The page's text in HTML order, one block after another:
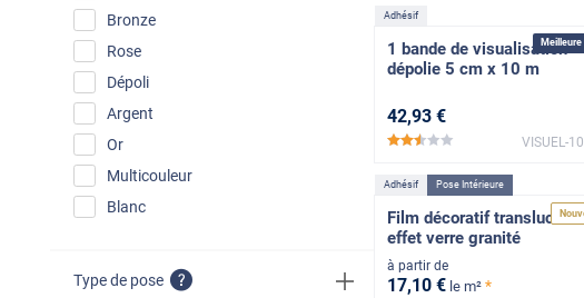
Bronze
Rose
Dépoli
Argent
Or
Multicouleur
Blanc
Type de pose
Adhésif
1 bande de visualisation
dépolie 5 cm x 10 m
42,93 €
***** VISUEL-
Adhésif Pose Intérieure
Film décoratif translucide
effet verre granité
à partir de
17,10 € le m² *